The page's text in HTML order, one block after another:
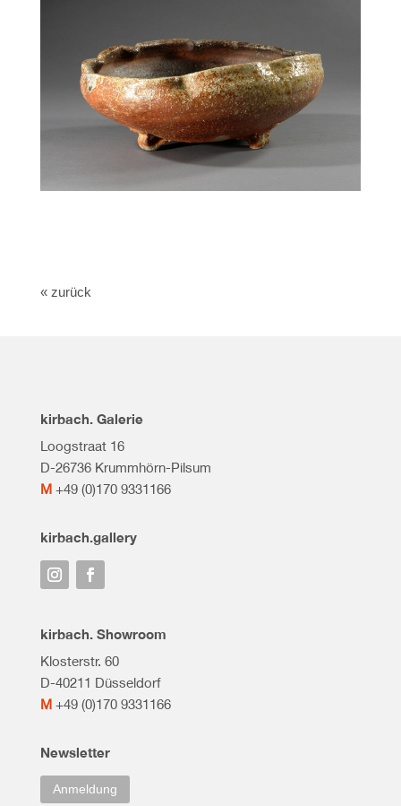
« zurück
kirbach. Galerie
Loogstraat 16
D-26736 Krummhörn-Pilsum
M+49 (0)170 9331166
kirbach.gallery
kirbach. Showroom
Klosterstr. 60
D-40211 Düsseldorf
M+49 (0)170 9331166
Newsletter
Anmeldung